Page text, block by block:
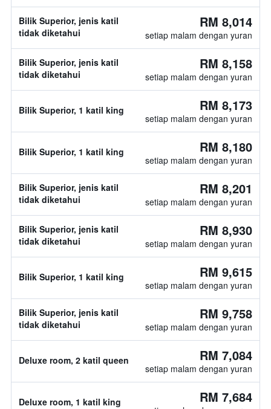
Bilik Superior, jenis katil
tidak diketahui
RM 8,014
setiap malam dengan yuran
Bilik Superior, jenis katil
tidak diketahui
RM 8,158
setiap malam dengan yuran
Bilik Superior, 1 katil king RM 8,173
setiap malam dengan yuran
Bilik Superior, 1 katil king RM 8,180
setiap malam dengan yuran
Bilik Superior, jenis katil
tidak diketahui
RM 8,201
setiap malam dengan yuran
Bilik Superior, jenis katil
tidak diketahui
RM 8,930
setiap malam dengan yuran
Bilik Superior, 1 katil king RM 9,615
setiap malam dengan yuran
Bilik Superior, jenis katil
tidak diketahui
RM 9,758
setiap malam dengan yuran
Deluxe room, 2 katil queen RM 7,084
setiap malam dengan yuran
Deluxe room, 1 katil king RM 7,684